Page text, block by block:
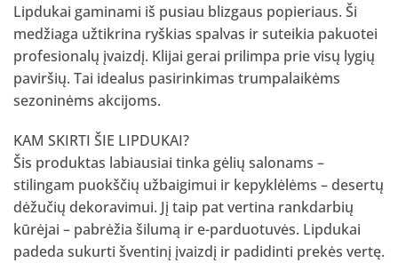
Lipdukai gaminami iš pusiau blizgaus popieriaus. Ši
medžiaga užtikrina ryškias spalvas ir suteikia pakuotei
profesionalų įvaizdį. Klijai gerai prilimpa prie visų lygių
paviršių. Tai idealus pasirinkimas trumpalaikėms
sezoninėms akcijoms.
KAM SKIRTI ŠIE LIPDUKAI?
Šis produktas labiausiai tinka gėlių salonams –
stilingam puokščių užbaigimui ir kepyklėlėms – desertų
dėžučių dekoravimui. Jį taip pat vertina rankdarbių
kūrėjai – pabrėžia šilumą ir e-parduotuvės. Lipdukai
padeda sukurti šventinį įvaizdį ir padidinti prekės vertę.